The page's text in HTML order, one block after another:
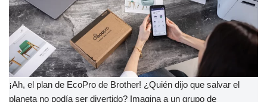
¡Ah, el plan de EcoPro de Brother! ¿Quién dijo que salvar el
planeta no podía ser divertido? Imagina a un grupo de